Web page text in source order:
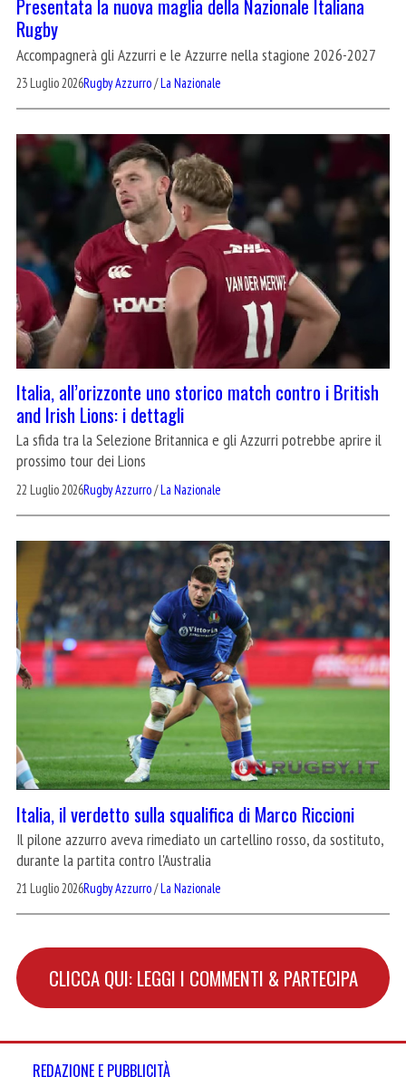
Presentata la nuova maglia della Nazionale Italiana
Rugby
Accompagnerà gli Azzurri e le Azzurre nella stagione 2026-2027
23 Luglio 2026Rugby Azzurro/La Nazionale
Italia, all’orizzonte uno storico match contro i British
and Irish Lions: i dettagli
La sfida tra la Selezione Britannica e gli Azzurri potrebbe aprire il
prossimo tour dei Lions
22 Luglio 2026Rugby Azzurro/La Nazionale
Italia, il verdetto sulla squalifica di Marco Riccioni
Il pilone azzurro aveva rimediato un cartellino rosso, da sostituto,
durante la partita contro l'Australia
21 Luglio 2026Rugby Azzurro/La Nazionale
CLICCA QUI: LEGGI I COMMENTI & PARTECIPA
REDAZIONE E PUBBLICITÀ